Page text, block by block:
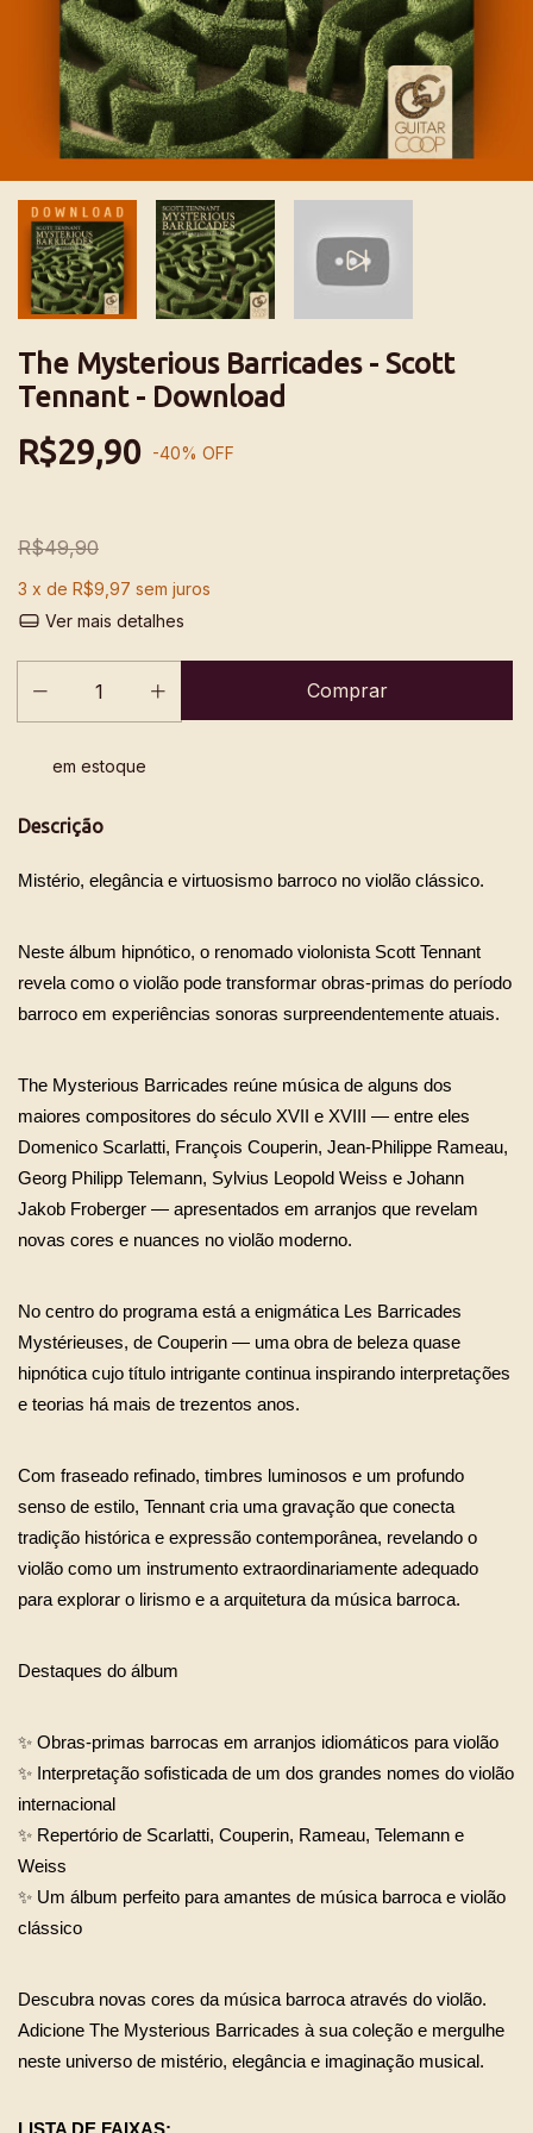
The Mysterious Barricades - Scott
Tennant - Download
R$29,90 -40% OFF
R$49,90
3 x de R$9,97 sem juros
Ver mais detalhes
em estoque
Descrição
Mistério, elegância e virtuosismo barroco no violão clássico.
Neste álbum hipnótico, o renomado violonista Scott Tennant
revela como o violão pode transformar obras-primas do período
barroco em experiências sonoras surpreendentemente atuais.
The Mysterious Barricades reúne música de alguns dos
maiores compositores do século XVII e XVIII — entre eles
Domenico Scarlatti, François Couperin, Jean-Philippe Rameau,
Georg Philipp Telemann, Sylvius Leopold Weiss e Johann
Jakob Froberger — apresentados em arranjos que revelam
novas cores e nuances no violão moderno.
No centro do programa está a enigmática Les Barricades
Mystérieuses, de Couperin — uma obra de beleza quase
hipnótica cujo título intrigante continua inspirando interpretações
e teorias há mais de trezentos anos.
Com fraseado refinado, timbres luminosos e um profundo
senso de estilo, Tennant cria uma gravação que conecta
tradição histórica e expressão contemporânea, revelando o
violão como um instrumento extraordinariamente adequado
para explorar o lirismo e a arquitetura da música barroca.
Destaques do álbum
✨ Obras-primas barrocas em arranjos idiomáticos para violão
✨ Interpretação sofisticada de um dos grandes nomes do violão
internacional
✨ Repertório de Scarlatti, Couperin, Rameau, Telemann e
Weiss
✨ Um álbum perfeito para amantes de música barroca e violão
clássico
Descubra novas cores da música barroca através do violão.
Adicione The Mysterious Barricades à sua coleção e mergulhe
neste universo de mistério, elegância e imaginação musical.